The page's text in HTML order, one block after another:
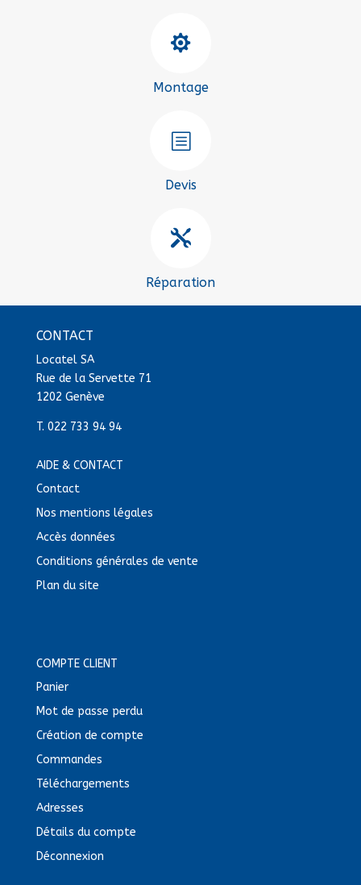

Montage
b
Devis

Réparation
CONTACT
Locatel SA
Rue de la Servette 71
1202 Genève
T. 022 733 94 94
AIDE & CONTACT
Contact
Nos mentions légales
Accès données
Conditions générales de vente
Plan du site
COMPTE CLIENT
Panier
Mot de passe perdu
Création de compte
Commandes
Téléchargements
Adresses
Détails du compte
Déconnexion